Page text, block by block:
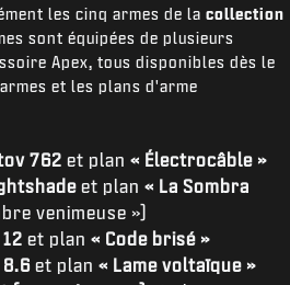
les cinq armes de la collection
sont équipées de plusieurs
Apex, tous disponibles dès le
et les plans d'arme
762 et plan « Électrocâble »
et plan « La Sombra
venimeuse »)
et plan « Code brisé »
8.6 et plan « Lame voltaïque »